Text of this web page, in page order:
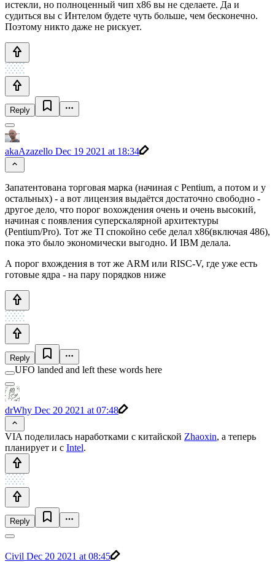
истекли, но полноценный чип x86 вы не сделаете. Да и
судиться вы с Интелом будете чуть больше, чем бесконечно.
Поэтому никто даже не рискует.
Reply
akaAzazello Dec 19 2021 at 18:34
Запатентована торговая марка (начиная с Pentium, а потом и у
остальных) - а вот лицензия выдаётся достаточно свободно -
другое дело, что порог вохождения очень и очень высокий,
начиная с появления суперскалярной архитектуры
(Pentium/Pro). Тот же TI спокойно себе делал x86(включая 486),
пока это было экономически выгодно. И IBM делала.
А порог вхождения в тот же ARM или RISC-V, где уже есть
готовые ядра - на пару порядков ниже
Reply
UFO landed and left these words here
drWhy Dec 20 2021 at 07:48
VIA поделилась наработками с китайской Zhaoxin, а теперь
планирует и с Intel.
Reply
Civil Dec 20 2021 at 08:45